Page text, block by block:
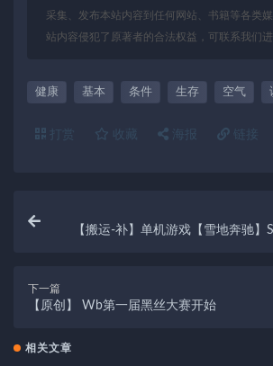
采集、发布本站内容到任何网站、书籍等各类
站内容侵犯了原著者的合法权益，可联系我们进
健康 基本 条件 生存 空气
打赏 收藏 海报 链接
【搬运-补】单机游戏【雪地奔驰】
下一篇
【原创】 Wb第一届黑丝大赛开始
相关文章